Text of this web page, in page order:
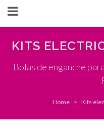
KITS
Bolas de enganche
Home Kits